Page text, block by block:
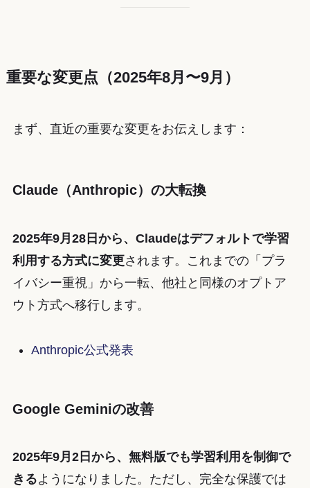
重要な変更点（2025年8月〜9月）
まず、直近の重要な変更をお伝えします：
Claude（Anthropic）の大転換
2025年9月28日から、Claudeはデフォルトで学習
利用する方式に変更されます。これまでの「プラ
イバシー重視」から一転、他社と同様のオプトア
ウト方式へ移行します。
Anthropic公式発表
Google Geminiの改善
2025年9月2日から、無料版でも学習利用を制御で
きるようになりました。ただし、完全な保護では